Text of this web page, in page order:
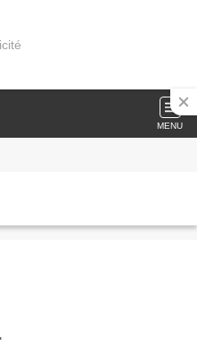
MENU